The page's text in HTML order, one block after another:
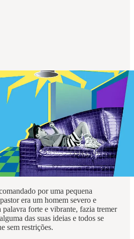
por uma pequena
era um homem severo e
forte e vibrante, fazia tremer
das suas ideias e todos se
sem restrições.